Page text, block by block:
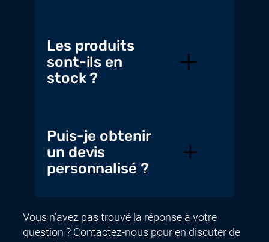
Les produits
sont-ils en
stock ?
Puis-je obtenir
un devis
personnalisé ?
Vous n’avez pas trouvé la réponse à votre
question ? Contactez-nous pour en discuter de